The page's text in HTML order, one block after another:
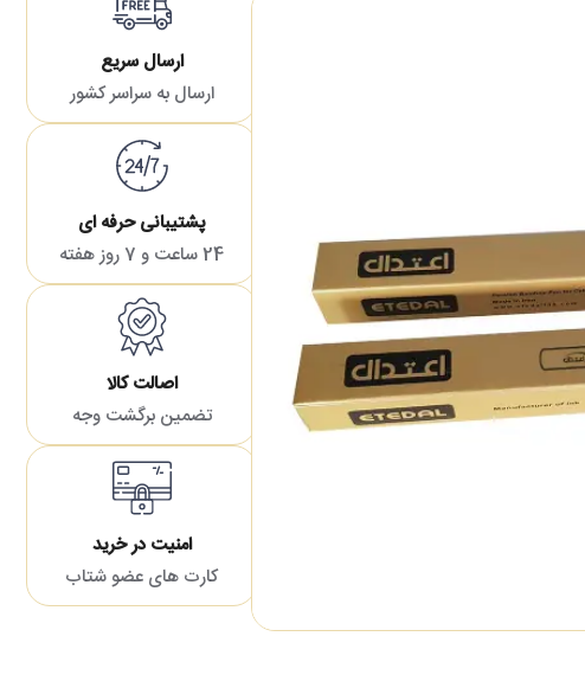
ارسال سریع
ارسال به سراسر کشور
پشتیبانی حرفه ای
24 ساعت و 7 روز هفته
اصالت کالا
تضمین برگشت وجه
امنیت در خرید
کارت های عضو شتاب